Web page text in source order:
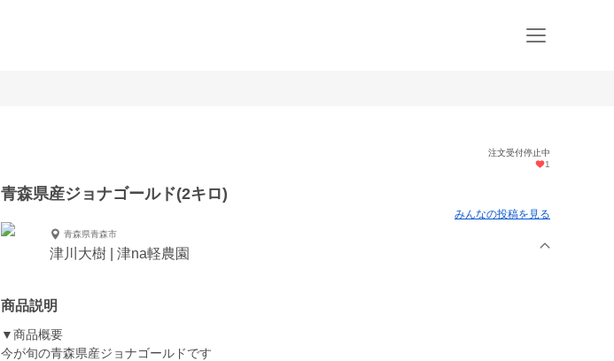
注文受付停止中
1
青森県産ジョナゴールド(2キロ)
みんなの投稿を見る
青森県青森市
津川大樹 | 津na軽農園
商品説明
▼商品概要
今が旬の青森県産ジョナゴールドです